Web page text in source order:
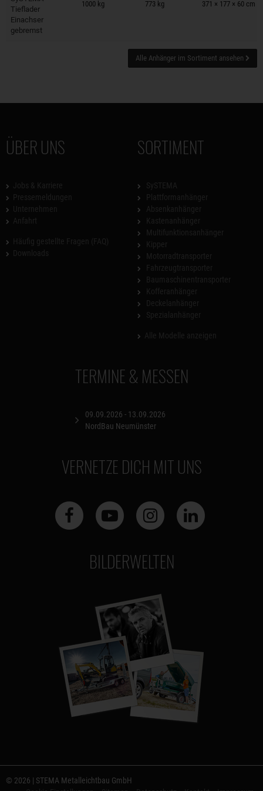
Tieflader
Einachser
gebremst
1000 kg 773 kg 371 × 177 × 60 cm
Alle Anhänger im Sortiment ansehen
ÜBER UNS SORTIMENT
TERMINE & MESSEN
09.09.2026 - 13.09.2026
NordBau Neumünster
VERNETZE DICH MIT UNS
BILDERWELTEN
© 2026 | STEMA Metalleichtbau GmbH